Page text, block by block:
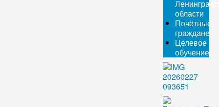
области
Почётные
граждане
Целевое
обучение